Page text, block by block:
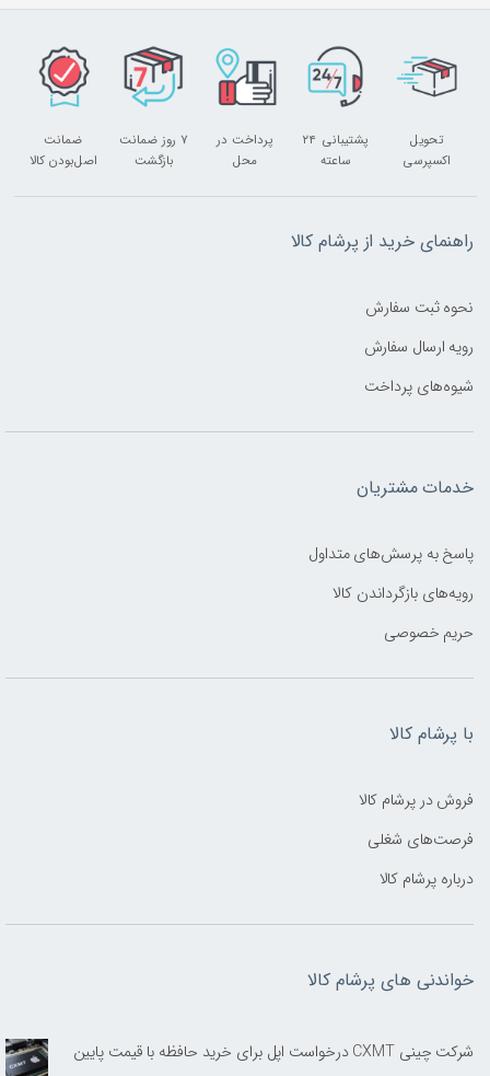
تحویل
اکسپرسی
پشتیبانی ۲۴
ساعته
پرداخت در
محل
۷ روز ضمانت
بازگشت
ضمانت
اصل‌بودن کالا
راهنمای خرید از پرشام کالا
نحوه ثبت سفارش
رویه ارسال سفارش
شیوه‌های پرداخت
خدمات مشتریان
پاسخ به پرسش‌های متداول
رویه‌های بازگرداندن کالا
حریم خصوصی
با پرشام کالا
فروش در پرشام کالا
فرصت‌های شغلی
درباره پرشام کالا
خواندنی های پرشام کالا
شرکت چینی CXMT درخواست اپل برای خرید حافظه با قیمت پایین